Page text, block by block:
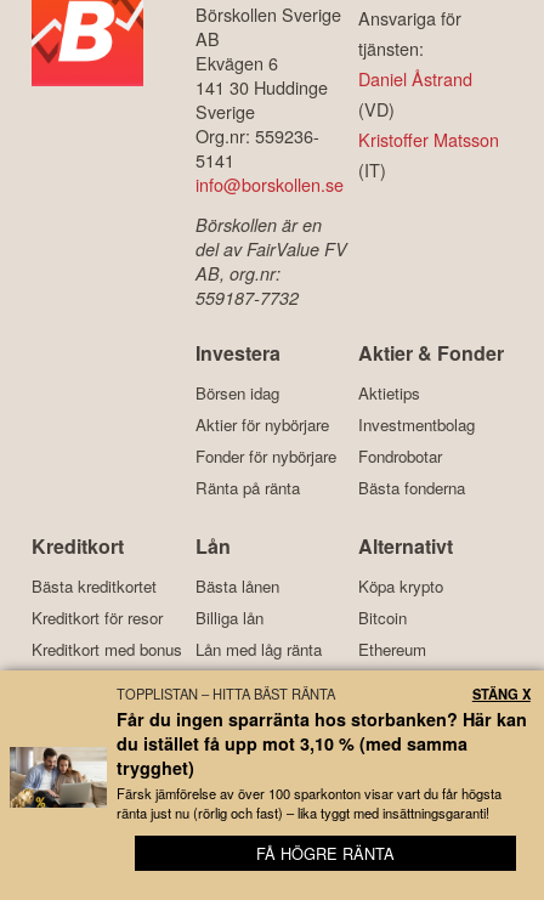
Börskollen Sverige
AB
Ekvägen 6
141 30 Huddinge
Sverige
Org.nr: 559236-
5141
info@borskollen.se
Börskollen är en
del av FairValue FV
AB, org.nr:
559187-7732
Ansvariga för
tjänsten:
Daniel Åstrand
(VD)
Kristoffer Matsson
(IT)
Investera
Börsen idag
Aktier för nybörjare
Fonder för nybörjare
Ränta på ränta
Aktier & Fonder
Aktietips
Investmentbolag
Fondrobotar
Bästa fonderna
Kreditkort
Bästa kreditkortet
Kreditkort för resor
Kreditkort med bonus
Lån
Bästa lånen
Billiga lån
Lån med låg ränta
Samla lån
Alternativt
Köpa krypto
Bitcoin
Ethereum
Kort om oss
Börskollen är en prisvinnande nyhetstidning och tjänst för
börsintresserade som grundades 2015. Idag drivs tjänsten
KristofferochDaniel. Båda har stor erfarenhet av
börsen, aktier, investeringar, privatekonomi, företagande och
⭐ Hundratusentals användare kan inte ha fel?
TOPPLISTAN – HITTA BÄST RÄNTA
Får du ingen sparränta hos storbanken? Här kan
du istället få upp mot 3,10 % (med samma
trygghet)
Färsk jämförelse av över 100 sparkonton visar vart du får högsta
ränta just nu (rörlig och fast) – lika tyggt med insättningsgaranti!
FÅ HÖGRE RÄNTA
STÄNG X